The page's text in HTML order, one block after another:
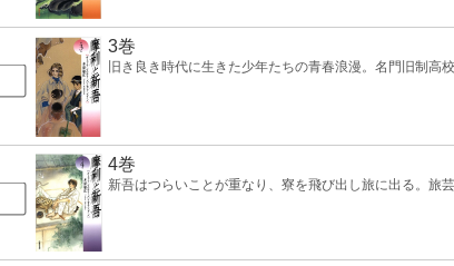
3巻
旧き良き時代に生きた少年たちの青春浪漫。名門旧制高
4巻
新吾はつらいことが重なり、寮を飛び出し旅に出る。旅